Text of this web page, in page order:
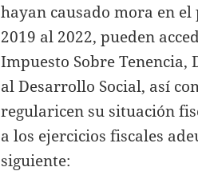
hayan causado mora en
2019 al 2022, pueden
Impuesto Sobre Tenencia,
al Desarrollo Social, así
regularicen su situación
a los ejercicios fiscales
siguiente: